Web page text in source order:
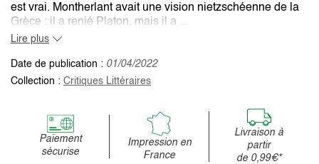
est vrai. Montherlant avait une vision nietzschéenne de la
Grèce : il a renié Platon, mais il a ...
Lire plus
Date de publication : 01/04/2022
Collection : Critiques Littéraires
Paiement
sécurise
Impression en
France
Livraison à
partir
de 0,99€*